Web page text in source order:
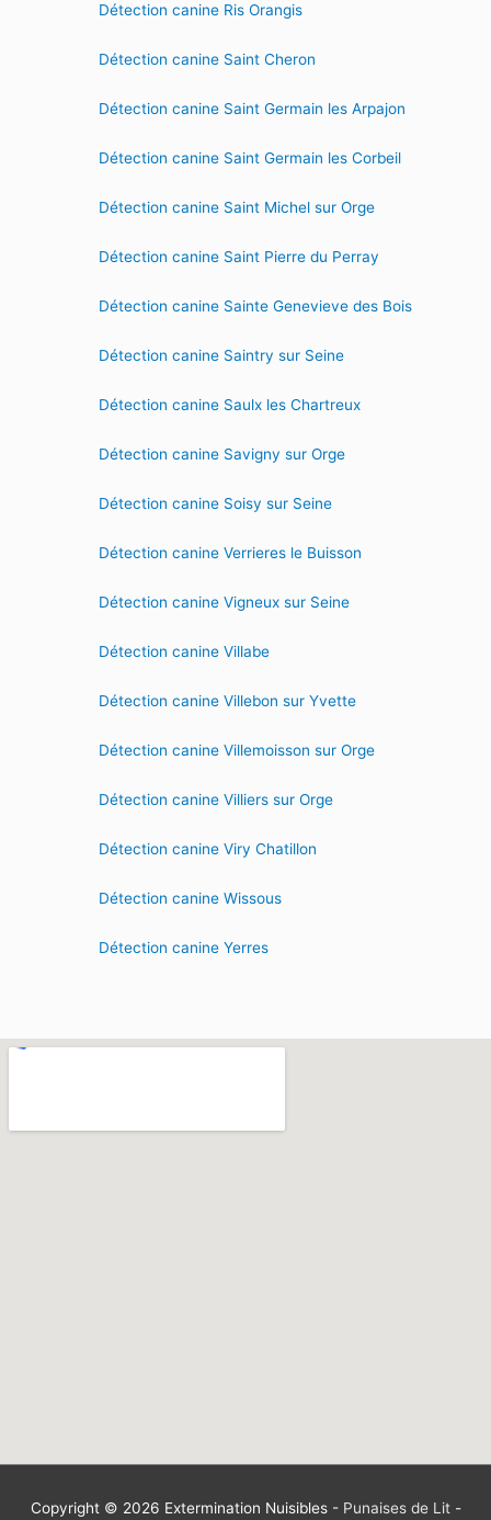
Détection canine Ris Orangis
Détection canine Saint Cheron
Détection canine Saint Germain les Arpajon
Détection canine Saint Germain les Corbeil
Détection canine Saint Michel sur Orge
Détection canine Saint Pierre du Perray
Détection canine Sainte Genevieve des Bois
Détection canine Saintry sur Seine
Détection canine Saulx les Chartreux
Détection canine Savigny sur Orge
Détection canine Soisy sur Seine
Détection canine Verrieres le Buisson
Détection canine Vigneux sur Seine
Détection canine Villabe
Détection canine Villebon sur Yvette
Détection canine Villemoisson sur Orge
Détection canine Villiers sur Orge
Détection canine Viry Chatillon
Détection canine Wissous
Détection canine Yerres
Copyright © 2026 Extermination Nuisibles- Punaises de Lit-